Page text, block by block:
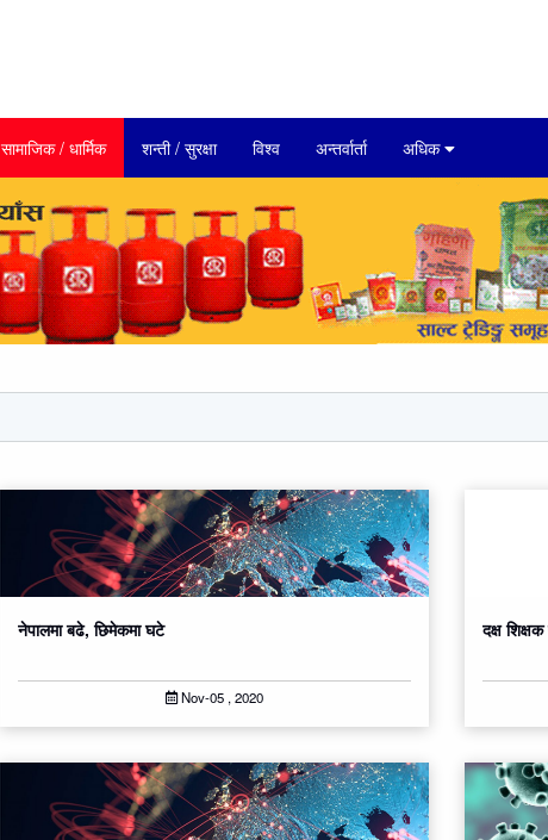
सामाजिक / धार्मिक शन्ती / सुरक्षा विश्व अन्तर्वार्ता अधिक
नेपालमा बढे, छिमेकमा घटे
Nov-05 , 2020
दक्ष